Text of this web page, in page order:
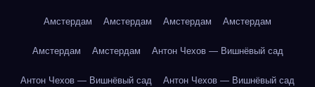
Амстердам Амстердам Амстердам Амстердам
Амстердам Амстердам Антон Чехов — Вишнёвый сад
Антон Чехов — Вишнёвый сад Антон Чехов — Вишнёвый сад